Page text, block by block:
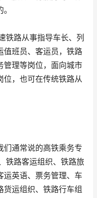
铁路从事指导车长、列
值班员、客运员，铁路
管理等岗位，面向城市
位，也可在传统铁路从
们通常说的高铁乘务专
铁路客运组织、铁路旅
运英语、票务管理、车
运组织、铁路行车组